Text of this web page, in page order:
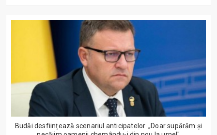
Budăi desființează scenariul anticipatelor. „Doar supărăm și